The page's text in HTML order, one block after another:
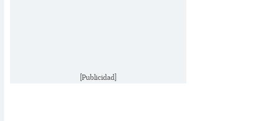
[Publicidad]